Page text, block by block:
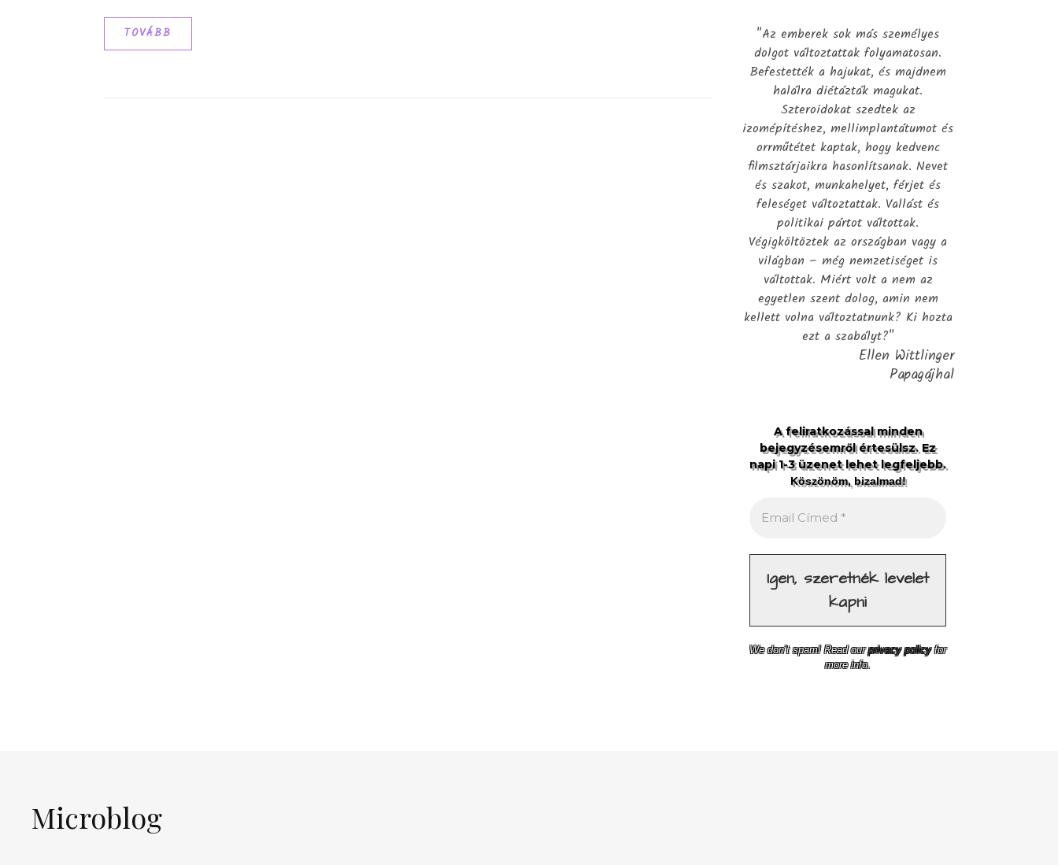
TOVÁBB
"Az emberek sok más személyes
dolgot változtattak folyamatosan.
Befestették a hajukat, és majdnem
halálra diétázták magukat.
Szteroidokat szedtek az
izomépítéshez, mellimplantátumot és
orrműtétet kaptak, hogy kedvenc
filmsztárjaikra hasonlítsanak. Nevet
és szakot, munkahelyet, férjet és
feleséget változtattak. Vallást és
politikai pártot váltottak.
Végigköltöztek az országban vagy a
világban – még nemzetiséget is
váltottak. Miért volt a nem az
egyetlen szent dolog, amin nem
kellett volna változtatnunk? Ki hozta
ezt a szabályt?"
Ellen Wittlinger
Papagájhal
A feliratkozással minden
bejegyzésemről értesülsz. Ez
napi 1-3 üzenet lehet legfeljebb.
Köszönöm, bizalmad!
We don’t spam! Read ourprivacy policyfor
more info.
Microblog